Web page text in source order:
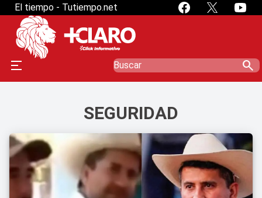
El tiempo - Tutiempo.net
search
SEGURIDAD